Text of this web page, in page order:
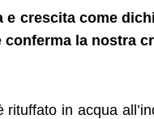
crescita come
la nostra
in acqua